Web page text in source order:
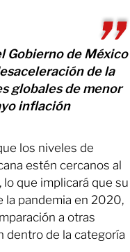
Gobierno de México
de la
globales de menor
inflación
los niveles de
estén cercanos al
que implicará que su
la pandemia en 2020,
a otras
dentro de la categoría